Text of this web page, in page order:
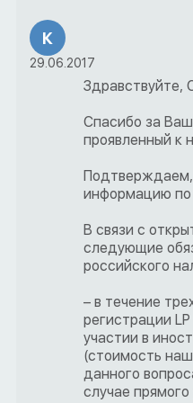
К
29.06.2017
Здравствуйте,
Спасибо за
проявленный к
информацию по
В связи с
следующие
российского
– в течение
регистрации
участии в
(стоимость
данного
случае прямого